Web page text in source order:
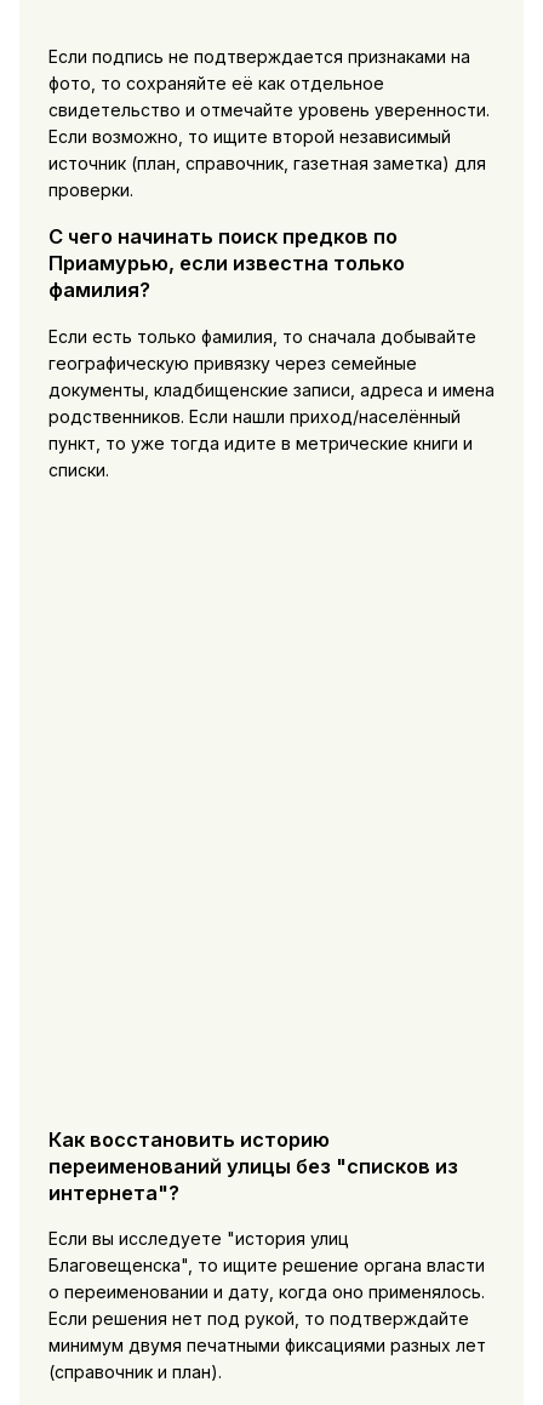
Если подпись не подтверждается признаками на
фото, то сохраняйте её как отдельное
свидетельство и отмечайте уровень уверенности.
Если возможно, то ищите второй независимый
источник (план, справочник, газетная заметка) для
проверки.
С чего начинать поиск предков по
Приамурью, если известна только
фамилия?
Если есть только фамилия, то сначала добывайте
географическую привязку через семейные
документы, кладбищенские записи, адреса и имена
родственников. Если нашли приход/населённый
пункт, то уже тогда идите в метрические книги и
списки.
Как восстановить историю
переименований улицы без "списков из
интернета"?
Если вы исследуете "история улиц
Благовещенска", то ищите решение органа власти
о переименовании и дату, когда оно применялось.
Если решения нет под рукой, то подтверждайте
минимум двумя печатными фиксациями разных лет
(справочник и план).